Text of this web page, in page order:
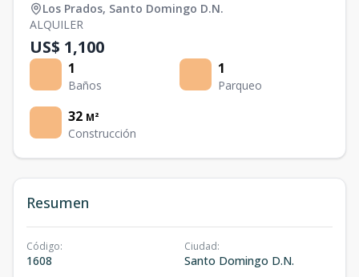
Los Prados, Santo Domingo D.N.
ALQUILER
US$ 1,100
1
Baños
1
Parqueo
32 M²
Construcción
Resumen
Código:
1608
Ciudad:
Santo Domingo D.N.